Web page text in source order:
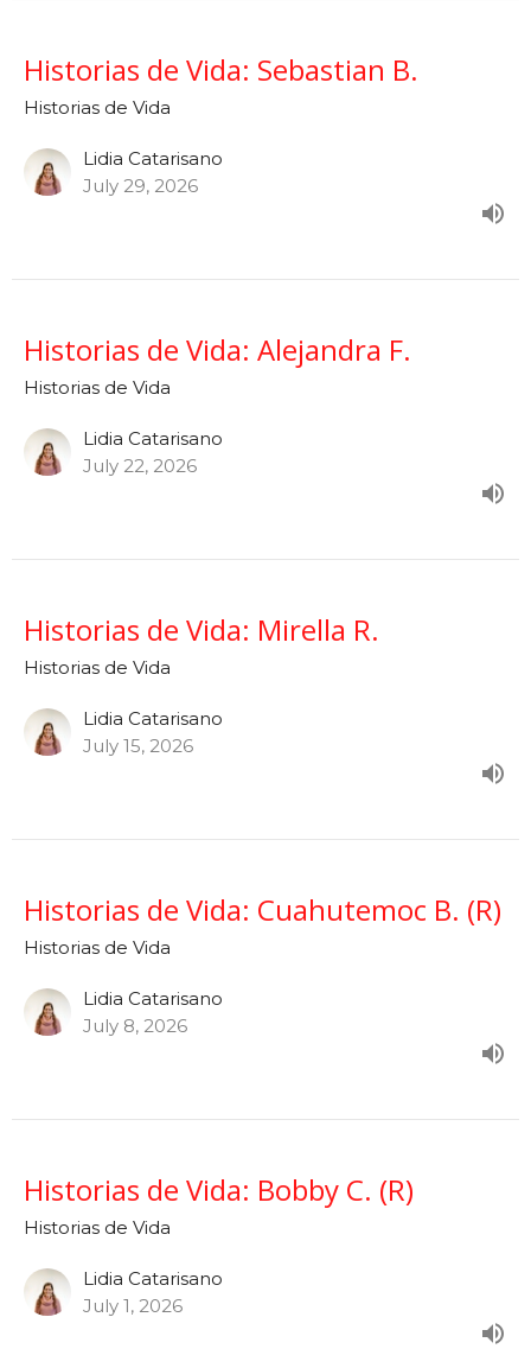
Historias de Vida: Sebastian B.
Historias de Vida
Lidia Catarisano
July 29, 2026
Historias de Vida: Alejandra F.
Historias de Vida
Lidia Catarisano
July 22, 2026
Historias de Vida: Mirella R.
Historias de Vida
Lidia Catarisano
July 15, 2026
Historias de Vida: Cuahutemoc B. (R)
Historias de Vida
Lidia Catarisano
July 8, 2026
Historias de Vida: Bobby C. (R)
Historias de Vida
Lidia Catarisano
July 1, 2026